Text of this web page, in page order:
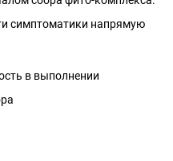
симптоматики напрямую
в выполнении